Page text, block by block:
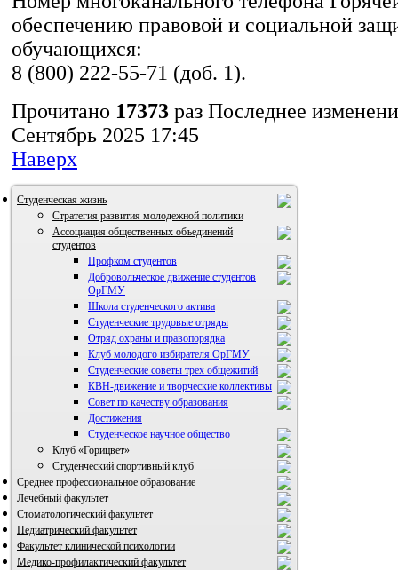
обеспечению правовой и социальной
обучающихся:
8 (800) 222-55-71 (доб. 1).
Прочитано 17373 раз Последнее
Сентябрь 2025 17:45
Наверх
Студенческая жизнь
Стратегия развития молодежной политики
Ассоциация общественных объединений
студентов
Профком студентов
Добровольческое движение студентов
ОрГМУ
Школа студенческого актива
Студенческие трудовые отряды
Отряд охраны и правопорядка
Клуб молодого избирателя ОрГМУ
Студенческие советы трех общежитий
КВН-движение и творческие коллективы
ВИА "Полигон"
Совет по качеству образования
Достижения
Студенческое научное общество
Клуб «Горицвет»
Студенческий спортивный клуб
Среднее профессиональное образование
Лечебный факультет
Стоматологический факультет
Педиатрический факультет
Факультет клинической психологии
Медико-профилактический факультет